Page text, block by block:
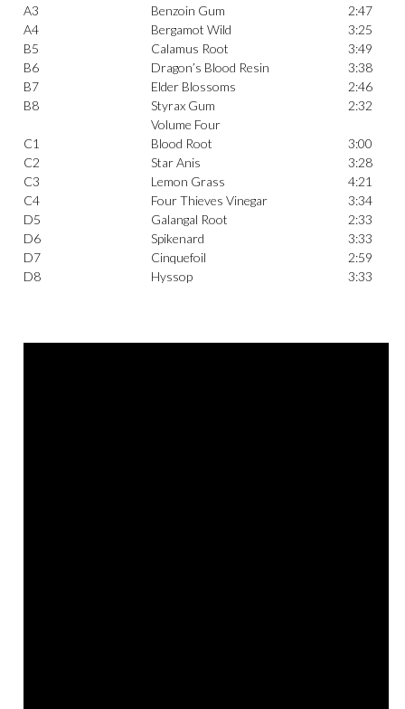
A3
Benzoin Gum
2:47
A4
Bergamot Wild
3:25
B5
Calamus Root
3:49
B6
Dragon’s Blood Resin
3:38
B7
Elder Blossoms
2:46
B8
Styrax Gum
2:32
Volume Four
C1
Blood Root
3:00
C2
Star Anis
3:28
C3
Lemon Grass
4:21
C4
Four Thieves Vinegar
3:34
D5
Galangal Root
2:33
D6
Spikenard
3:33
D7
Cinquefoil
2:59
D8
Hyssop 3:33